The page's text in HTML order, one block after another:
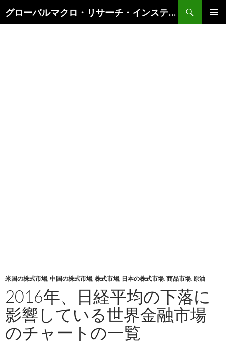
グローバルマクロ・リサーチ・インスティテュート
索
米国の株式市場, 中国の株式市場, 株式市場, 日本の株式市場, 商品市場, 原油
2016年、日経平均の下落に
影響している世界金融市場
のチャートの一覧